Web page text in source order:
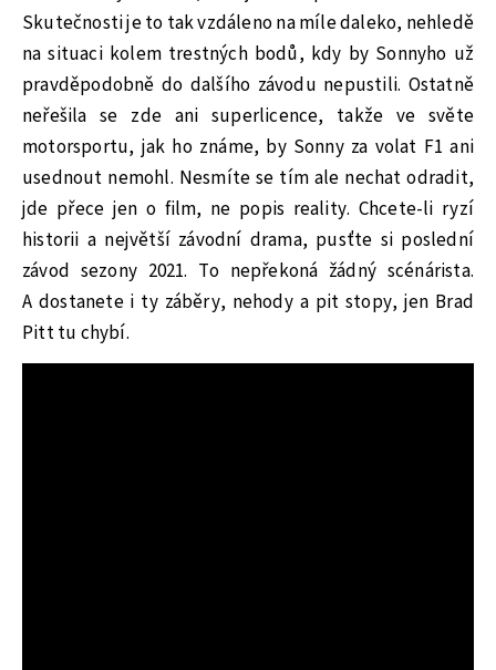
Skutečnosti je to tak vzdáleno na míle daleko, nehledě
na situaci kolem trestných bodů, kdy by Sonnyho už
pravděpodobně do dalšího závodu nepustili. Ostatně
neřešila se zde ani superlicence, takže ve světe
motorsportu, jak ho známe, by Sonny za volat F1 ani
usednout nemohl. Nesmíte se tím ale nechat odradit,
jde přece jen o film, ne popis reality. Chcete-li ryzí
historii a největší závodní drama, pusťte si poslední
závod sezony 2021. To nepřekoná žádný scénárista.
A dostanete i ty záběry, nehody a pit stopy, jen Brad
Pitt tu chybí.